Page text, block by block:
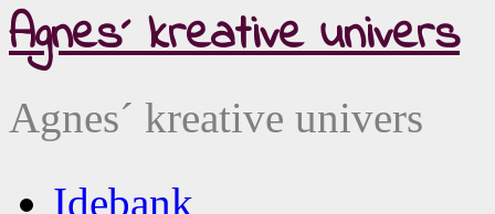
Agnes´ kreative univers
Agnes´ kreative univers
Idebank